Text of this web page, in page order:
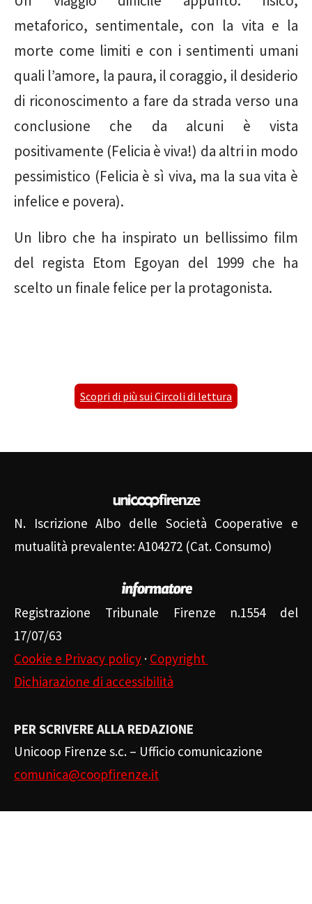
metaforico, sentimentale, con la vita e la
morte come limiti e con i sentimenti umani
quali l’amore, la paura, il coraggio, il desiderio
di riconoscimento a fare da strada verso una
conclusione che da alcuni è vista
positivamente (Felicia è viva!) da altri in modo
pessimistico (Felicia è sì viva, ma la sua vita è
infelice e povera).
Un libro che ha inspirato un bellissimo film
del regista Etom Egoyan del 1999 che ha
scelto un finale felice per la protagonista.
Scopri di più sui Circoli di lettura
N. Iscrizione Albo delle Società Cooperative e
mutualità prevalente: A104272 (Cat. Consumo)
Registrazione Tribunale Firenze n.1554 del
17/07/63
Cookie e Privacy policy · Copyright
Dichiarazione di accessibilità
PER SCRIVERE ALLA REDAZIONE
Unicoop Firenze s.c. – Ufficio comunicazione
comunica@coopfirenze.it